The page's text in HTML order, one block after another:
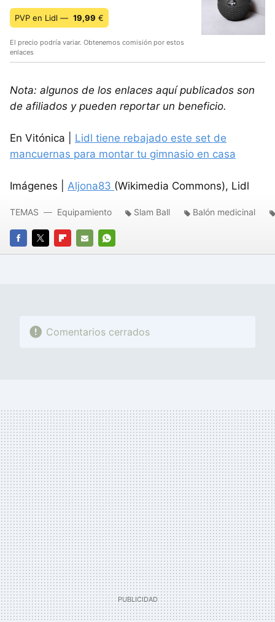
PVP en Lidl — 19,99 €
El precio podría variar. Obtenemos comisión por estos
enlaces
Nota: algunos de los enlaces aquí publicados son
de afiliados y pueden reportar un beneficio.
En Vitónica | Lidl tiene rebajado este set de
mancuernas para montar tu gimnasio en casa
Imágenes | Aljona83 (Wikimedia Commons), Lidl
FACEBOOK
TWITTERFLIPBOARD
E-
WHATSAPP
TEMAS Equipamiento Slam Ball Balón medicinal
Comentarios cerrados